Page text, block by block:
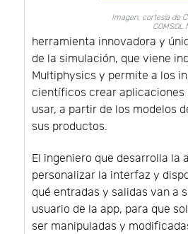
Imagen, cortesía de
COMSOL
herramienta innovadora y
de la simulación, que viene
Multiphysics y permite a los
científicos crear aplicaciones
usar, a partir de los modelos
sus productos.
El ingeniero que desarrolla la
personalizar la interfaz y
qué entradas y salidas van a
usuario de la app, para que
ser manipuladas y